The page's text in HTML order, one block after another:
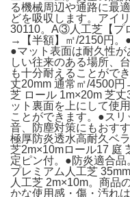
る機械周辺や通路に最
どを吸収します。アイ
30110。A③人工芝【プ
→【半額】㎡/2150円。
●マット表面は耐久性
しい往来のある場所、
も十分耐えることがで
丈20mm 通常㎡/4500
芝 ロール 1m×20m 芝
ット裏面を上にして使
ことができます。●ス
音、防塵対策にもおす
極厚防炎透水高耐久ベ
芝2m×10mロール17 庭
定ピン付。●防炎適合品
プレミアム人工芝
人工芝 2m×10m。 商品
かな使用感・傷・汚れ